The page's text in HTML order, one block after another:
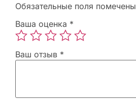
Обязательные поля помечены
Ваша оценка *
Ваш отзыв *